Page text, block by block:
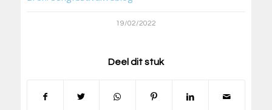
19/02/2022
Deel dit stuk